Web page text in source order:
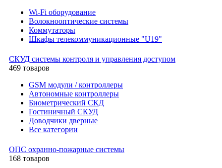
Wi-Fi оборудование
Волокнооптические системы
Коммутаторы
Шкафы телекоммуникационные "U19"
СКУД системы контроля и управления доступом
469 товаров
GSM модули / контроллеры
Автономные контроллеры
Биометрический СКД
Гостиничный СКУД
Доводчики дверные
Все категории
ОПС охранно-пожарные системы
168 товаров